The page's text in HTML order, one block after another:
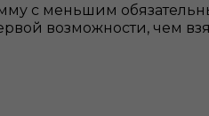
с меньшим
возможности, чем